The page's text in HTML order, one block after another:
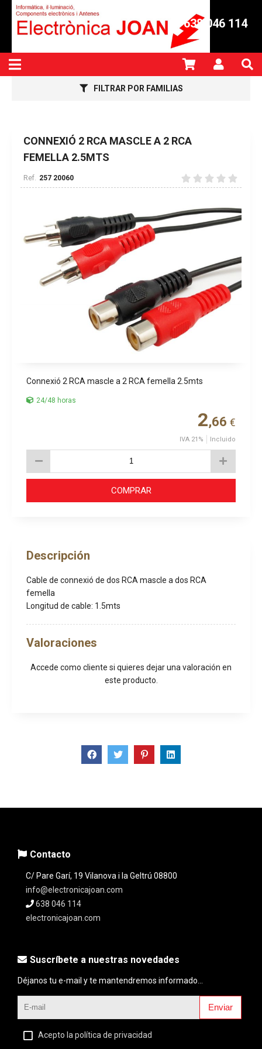
638 046 114
FILTRAR POR FAMILIAS
CONNEXIÓ 2 RCA MASCLE A 2 RCA
FEMELLA 2.5MTS
257 20060
Connexió 2 RCA mascle a 2 RCA femella 2.5mts
24/48 horas
2,66 €
IVA 21% Incluido
COMPRAR
Descripción
Cable de connexió de dos RCA mascle a dos RCA
femella
Longitud de cable: 1.5mts
Valoraciones
Accede como cliente si quieres dejar una valoración en
este producto.
Contacto
C/ Pare Garí, 19 Vilanova i la Geltrú 08800
info@electronicajoan.com
638 046 114
electronicajoan.com
Suscríbete a nuestras novedades
Déjanos tu e-mail y te mantendremos informado...
Enviar
Acepto la política de privacidad